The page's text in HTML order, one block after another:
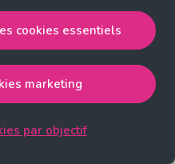
fonctionnalité et
essentielsaccepte
cookies essentiels
marketing
par objectif